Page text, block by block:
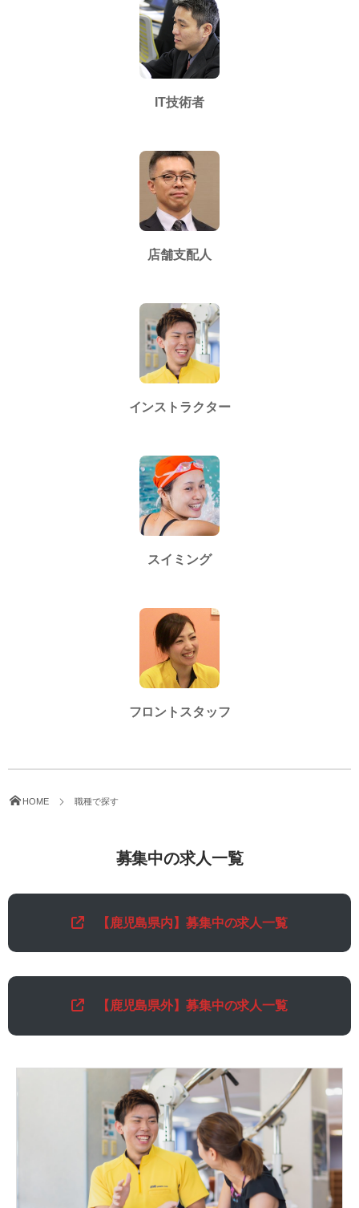
IT技術者
店舗支配人
インストラクター
スイミング
フロントスタッフ
HOME 職種で探す
募集中の求人一覧
【 鹿児島県内】 募集中の求人一覧
【 鹿児島県外】 募集中の求人一覧